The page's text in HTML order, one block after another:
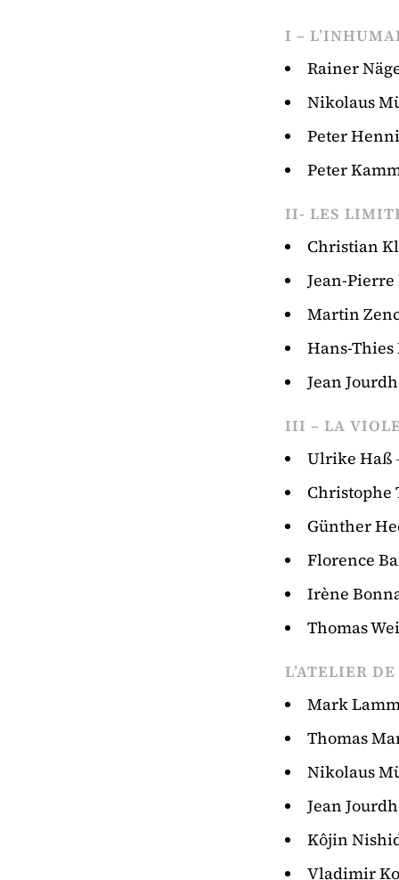
I –
Rainer
Nikolaus
Peter
Peter
II- LES
Christian
Jean-
Martin
Hans-
Jean
III – LA
Ulrike Haß
Christophe
Günther
Florence
Irène
Thomas
L’ATELIER
Mark
Thomas
Nikolaus
Jean
Kôjin
Vladimir